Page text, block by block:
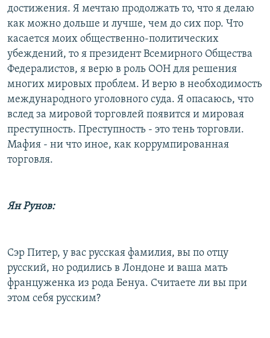
достижения. Я мечтаю продолжать то, что я делаю
как можно дольше и лучше, чем до сих пор. Что
касается моих общественно-политических
убеждений, то я президент Всемирного Общества
Федералистов, я верю в роль ООН для решения
многих мировых проблем. И верю в необходимость
международного уголовного суда. Я опасаюсь, что
вслед за мировой торговлей появится и мировая
преступность. Преступность - это тень торговли.
Мафия - ни что иное, как коррумпированная
торговля.
Ян Рунов:
Сэр Питер, у вас русская фамилия, вы по отцу
русский, но родились в Лондоне и ваша мать
француженка из рода Бенуа. Считаете ли вы при
этом себя русским?